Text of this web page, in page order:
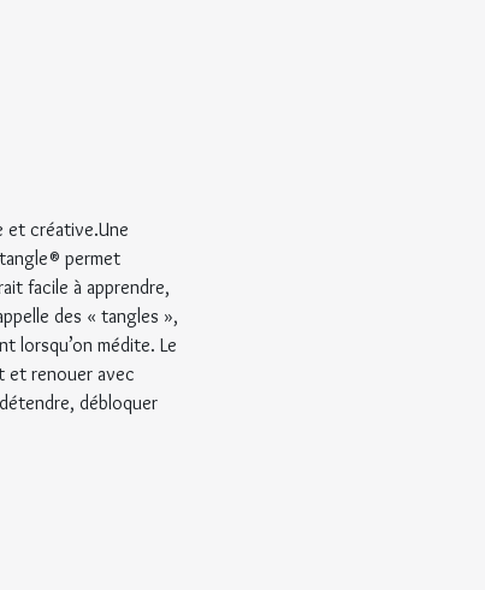
et créative.Une
permet
facile à apprendre,
des « tangles »,
lorsqu’on médite. Le
et renouer avec
débloquer